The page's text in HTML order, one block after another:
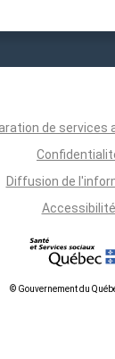
de services
Diffusion de
Accessibilité
© Gouvernement du